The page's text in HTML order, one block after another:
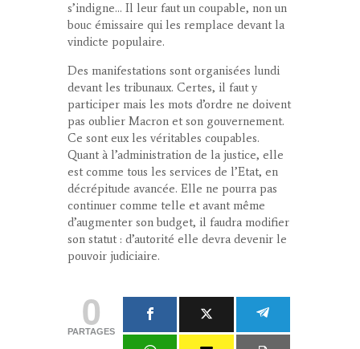
s’indigne… Il leur faut un coupable, non un
bouc émissaire qui les remplace devant la
vindicte populaire.
Des manifestations sont organisées lundi
devant les tribunaux. Certes, il faut y
participer mais les mots d’ordre ne doivent
pas oublier Macron et son gouvernement.
Ce sont eux les véritables coupables.
Quant à l’administration de la justice, elle
est comme tous les services de l’Etat, en
décrépitude avancée. Elle ne pourra pas
continuer comme telle et avant même
d’augmenter son budget, il faudra modifier
son statut : d’autorité elle devra devenir le
pouvoir judiciaire.
0
PARTAGES